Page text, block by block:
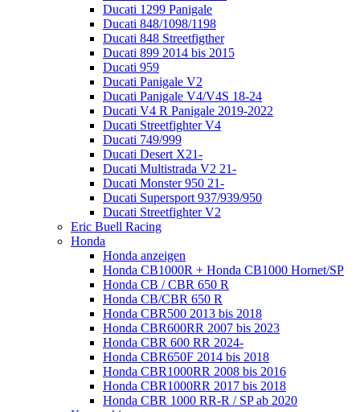
Ducati 1299 Panigale
Ducati 848/1098/1198
Ducati 848 Streetfigther
Ducati 899 2014 bis 2015
Ducati 959
Ducati Panigale V2
Ducati Panigale V4/V4S 18-24
Ducati V4 R Panigale 2019-2022
Ducati Streetfighter V4
Ducati 749/999
Ducati Desert X21-
Ducati Multistrada V2 21-
Ducati Monster 950 21-
Ducati Supersport 937/939/950
Ducati Streetfighter V2
Eric Buell Racing
Honda
Honda anzeigen
Honda CB1000R + Honda CB1000 Hornet/SP
Honda CB / CBR 650 R
Honda CB/CBR 650 R
Honda CBR500 2013 bis 2018
Honda CBR600RR 2007 bis 2023
Honda CBR 600 RR 2024-
Honda CBR650F 2014 bis 2018
Honda CBR1000RR 2008 bis 2016
Honda CBR1000RR 2017 bis 2018
Honda CBR 1000 RR-R / SP ab 2020